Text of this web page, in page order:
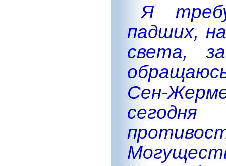
Я
падших,
света,
Сен-